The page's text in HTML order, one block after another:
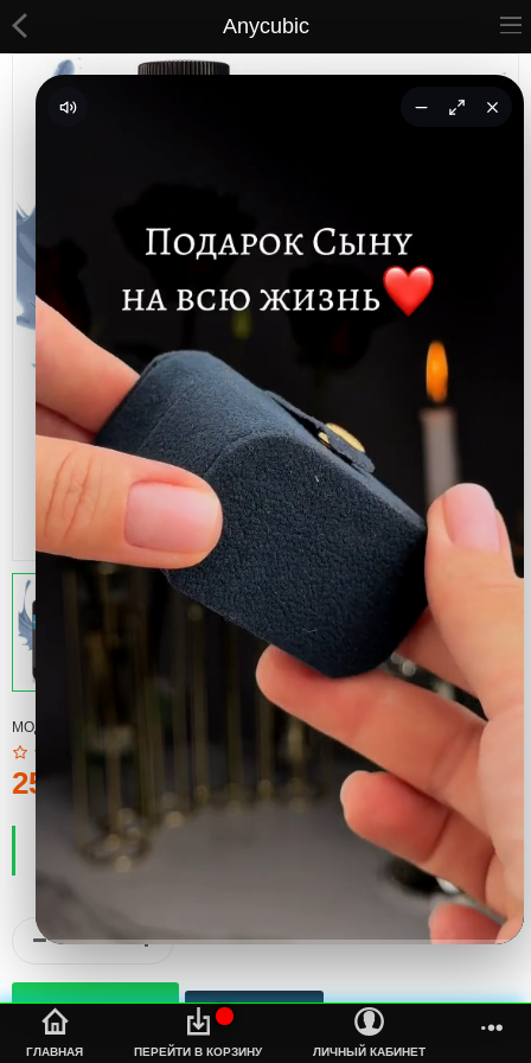
ВСЕ ТОВАРЫ
Бейсболки
Гравировка
CoolPass
ГЛАВНАЯ
%s
ПЕРЕЙТИ В КОРЗИНУ ЛИЧНЫЙ КАБИНЕТ
Anycubic
МОДЕЛЬ: COOL
250тмт.
ПРОИЗВОДИТЕЛЬ:
НАЛИЧИЕ:
ЕСТЬ В НАЛИЧИИ